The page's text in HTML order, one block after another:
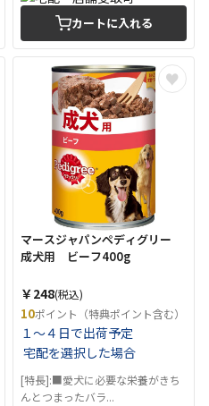
カートに入れる
マースジャパンペディグリー
成犬用 ビーフ400g
￥248(税込)
10ポイント（特典ポイント含む）
１～４日で出荷予定
宅配を選択した場合
[特長]:■愛犬に必要な栄養がきち
んとつまったバラ...